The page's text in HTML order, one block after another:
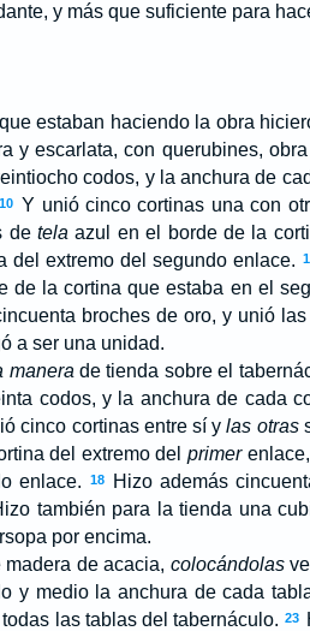
y más que suficiente para
estaban haciendo la obra
y escarlata, con querubines,
codos, y la anchura de
10 Y unió cinco cortinas una con
detela azul en el borde de la
del extremo del segundo enlace.
de la cortina que estaba en el
broches de oro, y unió
a ser una unidad.
manera de tienda sobre el
codos, y la anchura de cada
cinco cortinas entre sí ylas otras
del extremo del primerenlace,
enlace. 18
Hizo además
también para la tienda una
por encima.
de acacia, colocándolas
y medio la anchura de cada
las tablas del tabernáculo. 23